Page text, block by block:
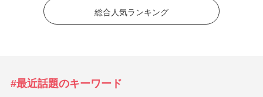
総合人気ランキング
#最近話題のキーワード